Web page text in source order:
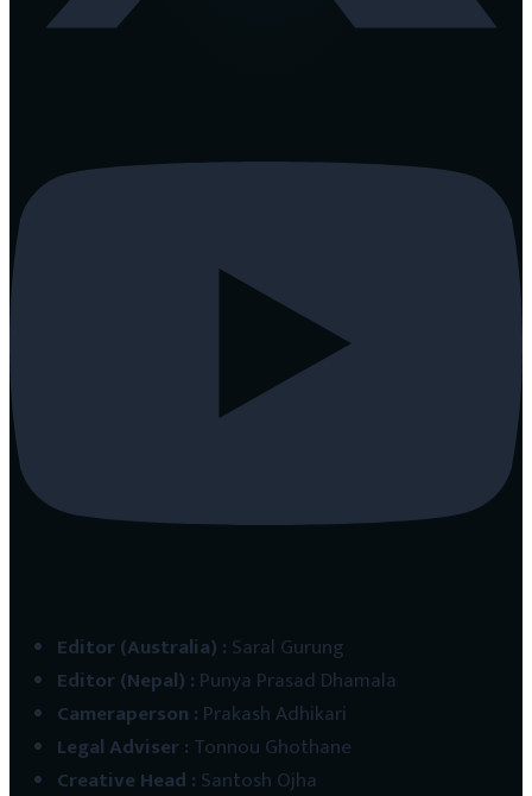
Editor (Australia) : Saral Gurung
Editor (Nepal) : Punya Prasad Dhamala
Cameraperson : Prakash Adhikari
Legal Adviser: Tonnou Ghothane
Creative Head : Santosh Ojha